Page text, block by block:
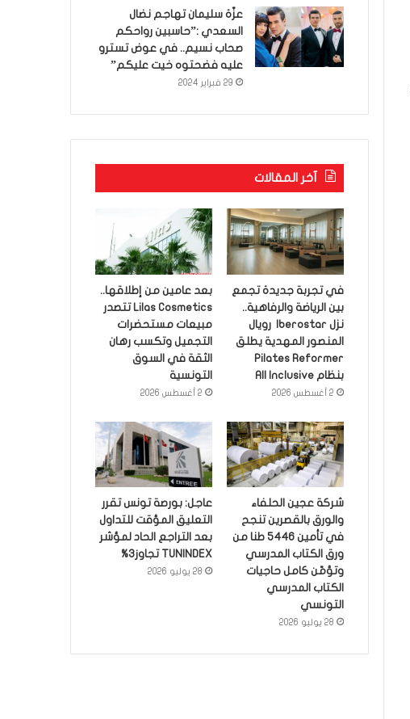
عزّة سليمان تهاجم نضال
السعدي :”حاسبين رواحكم
صحاب نسيم.. في عوض تسترو
عليه فضحتوه خيت عليكم”
29 فبراير 2024
آخر المقالات
في تجربة جديدة تجمع
بين الرياضة والرفاهية..
نزل Iberostar رويال
المنصور المهدية يطلق
Pilates Reformer
بنظام All Inclusive
2 أغسطس 2026
بعد عامين من إطلاقها..
Lilas Cosmetics تتصدر
مبيعات مستحضرات
التجميل وتكسب رهان
الثقة في السوق
التونسية
2 أغسطس 2026
شركة عجين الحلفاء
والورق بالقصرين تنجح
في تأمين 5446 طنا من
ورق الكتاب المدرسي
وتؤمّن كامل حاجيات
الكتاب المدرسي
التونسي
28 يوليو 2026
عاجل: بورصة تونس تقرر
التعليق المؤقت للتداول
بعد التراجع الحاد لمؤشر
TUNINDEX تجاوز3%
28 يوليو 2026